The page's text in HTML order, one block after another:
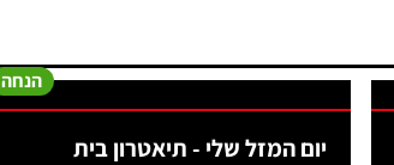
הנחה
יום המזל שלי - תיאטרון בית